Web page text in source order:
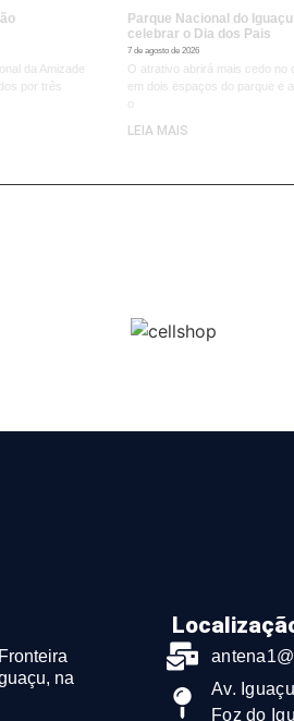
da Amizade
por três
Parque Nacional do
celebrar o Dia dos Pais
7 de agosto de 2026
O atrativo abrirá mais cedo no
em dois espaços do parque e
o
LEIA MAIS
na
Av.
Foz do